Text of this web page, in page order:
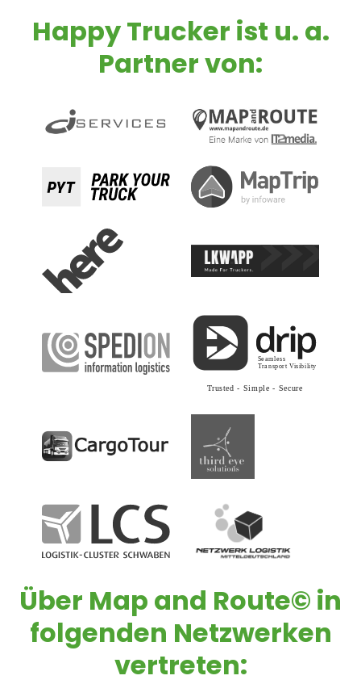
Happy Trucker ist u. a.
Partner von:
Über Map and Route© in
folgenden Netzwerken
vertreten: